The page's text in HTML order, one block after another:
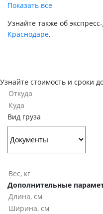
Показать все
Узнайте также об
Краснодаре.
Узнайте стоимость и сроки
Вид груза
Дополнительные